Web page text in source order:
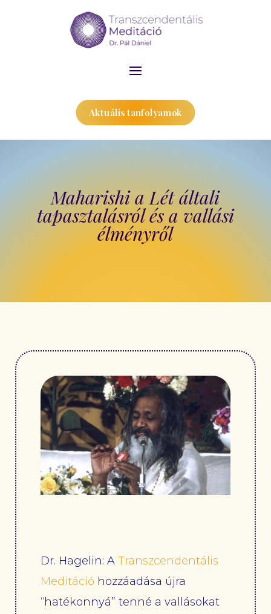
Aktuális tanfolyamok
Maharishi a Lét általi
tapasztalásról és a vallási
élményről
Dr. Hagelin: A Transzcendentális
Meditáció hozzáadása újra
“hatékonnyá” tenné a vallásokat